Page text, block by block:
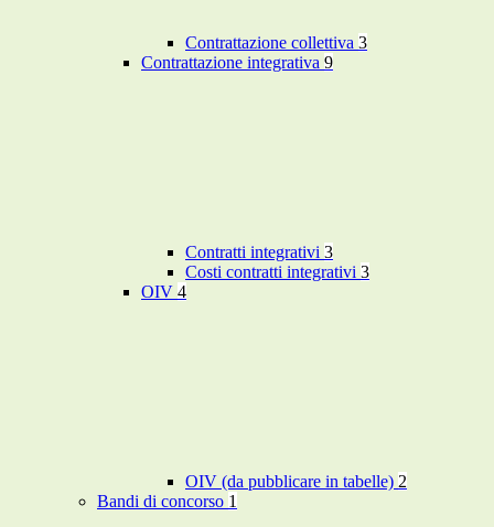
Contrattazione collettiva 3
Contrattazione integrativa 9
Contratti integrativi 3
Costi contratti integrativi 3
OIV 4
OIV (da pubblicare in tabelle) 2
Bandi di concorso 1